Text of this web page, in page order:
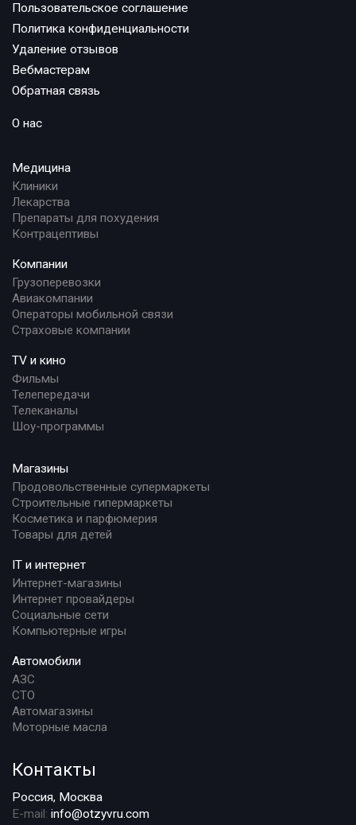
Пользовательское соглашение
Политика конфиденциальности
Удаление отзывов
Вебмастерам
Обратная связь
О нас
Медицина
Клиники
Лекарства
Препараты для похудения
Контрацептивы
Компании
Грузоперевозки
Авиакомпании
Операторы мобильной связи
Страховые компании
TV и кино
Фильмы
Телепередачи
Телеканалы
Шоу-программы
Магазины
Продовольственные супермаркеты
Строительные гипермаркеты
Косметика и парфюмерия
Товары для детей
IT и интернет
Интернет-магазины
Интернет провайдеры
Социальные сети
Компьютерные игры
Автомобили
АЗС
СТО
Автомагазины
Моторные масла
Контакты
Россия, Москва
E-mail: info@otzyvru.com